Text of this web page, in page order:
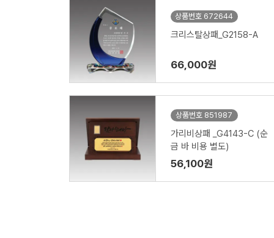
상품번호 672644
크리스탈상패_G2158-A
66,000원
상품번호 851987
가리비상패 _G4143-C (순
금 바 비용 별도)
56,100원